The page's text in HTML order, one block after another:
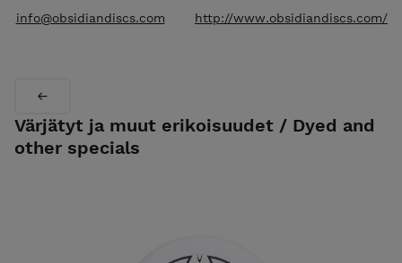
shippedFREEto Finland and elsewhere in the
info@obsidiandiscs.com
best shipping prices.
info@obsidiandiscs.com http://www.obsidiandiscs.com/
Värjätyt ja muut erikoisuudet / Dyed and
other specials